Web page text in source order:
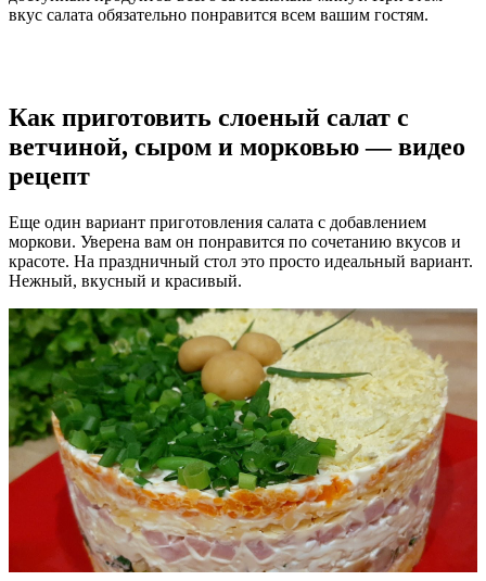
вкус салата обязательно понравится всем вашим гостям.
Как приготовить слоеный салат с
ветчиной, сыром и морковью — видео
рецепт
Еще один вариант приготовления салата с добавлением
моркови. Уверена вам он понравится по сочетанию вкусов и
красоте. На праздничный стол это просто идеальный вариант.
Нежный, вкусный и красивый.